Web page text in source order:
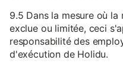
9.5 Dans la mesure où
exclue ou limitée, ceci
responsabilité des
d'exécution de Holidu.